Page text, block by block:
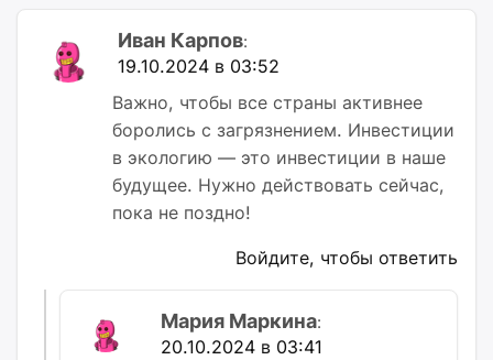
Иван Карпов:
19.10.2024 в 03:52
Важно, чтобы все страны активнее
боролись с загрязнением. Инвестиции
в экологию — это инвестиции в наше
будущее. Нужно действовать сейчас,
пока не поздно!
Войдите, чтобы ответить
Мария Маркина:
20.10.2024 в 03:41